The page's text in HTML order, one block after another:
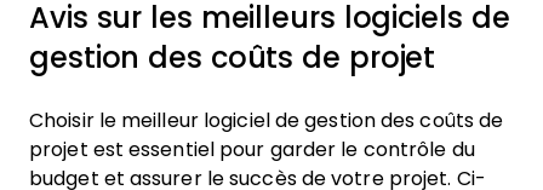
Avis sur les meilleurs logiciels de
gestion des coûts de projet
Choisir le meilleur logiciel de gestion des coûts de
projet est essentiel pour garder le contrôle du
budget et assurer le succès de votre projet. Ci-